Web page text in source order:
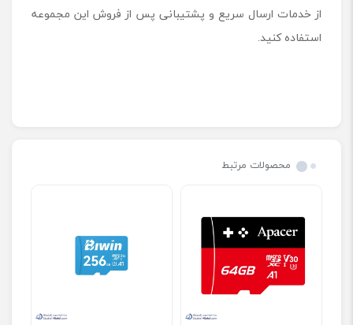
از خدمات ارسال سریع و پشتیبانی پس از فروش این مجموعه
استفاده کنید.
محصولات مرتبط